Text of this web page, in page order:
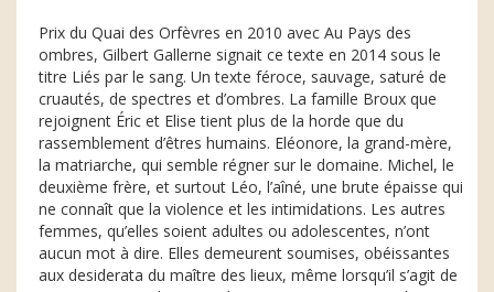
Prix du Quai des Orfèvres en 2010 avec Au Pays des
ombres, Gilbert Gallerne signait ce texte en 2014 sous le
titre Liés par le sang. Un texte féroce, sauvage, saturé de
cruautés, de spectres et d’ombres. La famille Broux que
rejoignent Éric et Elise tient plus de la horde que du
rassemblement d’êtres humains. Eléonore, la grand-mère,
la matriarche, qui semble régner sur le domaine. Michel, le
deuxième frère, et surtout Léo, l’aîné, une brute épaisse qui
ne connaît que la violence et les intimidations. Les autres
femmes, qu’elles soient adultes ou adolescentes, n’ont
aucun mot à dire. Elles demeurent soumises, obéissantes
aux desiderata du maître des lieux, même lorsqu’il s’agit de